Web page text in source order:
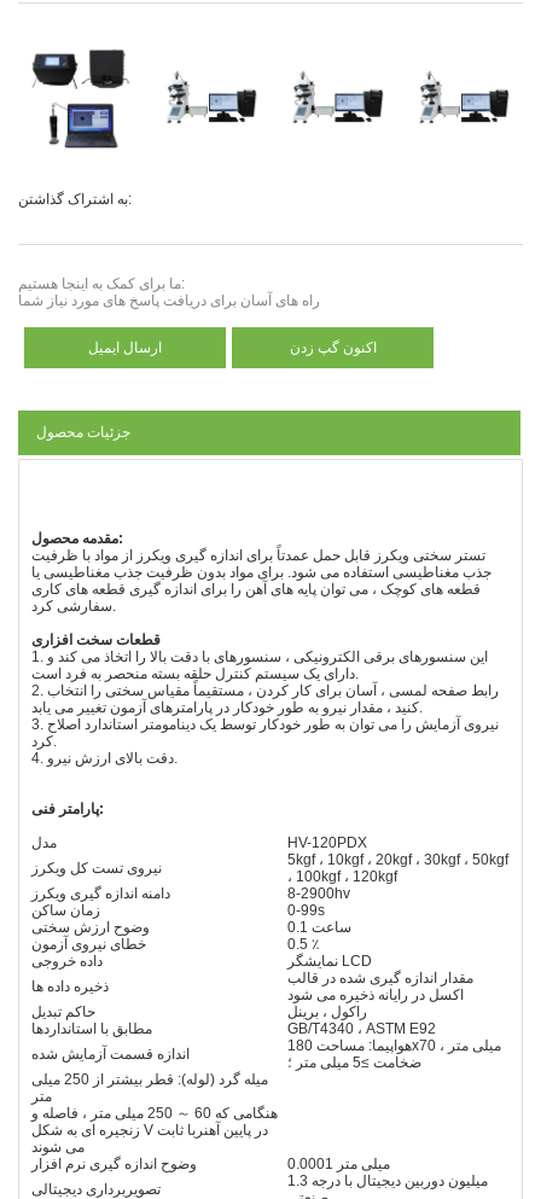
به اشتراک گذاشتن:
ما برای کمک به اینجا هستیم:
راه های آسان برای دریافت پاسخ های مورد نیاز شما
ارسال ایمیل اکنون گپ زدن
جزئیات محصول
مقدمه محصول:
تستر سختی ویکرز قابل حمل عمدتاً برای اندازه گیری ویکرز از مواد با ظرفیت
جذب مغناطیسی استفاده می شود. برای مواد بدون ظرفیت جذب مغناطیسی یا
قطعه های کوچک ، می توان پایه های آهن را برای اندازه گیری قطعه های کاری
قطعات سخت افزاری
1. این سنسورهای برقی الکترونیکی ، سنسورهای با دقت بالا را اتخاذ می کند و
2. رابط صفحه لمسی ، آسان برای کار کردن ، مستقیماً مقیاس سختی را انتخاب
3. نیروی آزمایش را می توان به طور خودکار توسط یک دینامومتر استاندارد اصلاح
پارامتر فنی:
مدل
HV-120PDX
نیروی تست کل ویکرز
5kgf ، 10kgf ، 20kgf ، 30kgf ، 50kgf
، 100kgf ، 120kgf
دامنه اندازه گیری ویکرز
8-2900hv
زمان ساکن
0-99s
وضوح ارزش سختی
0.1 ساعت
خطای نیروی آزمون
0.5 ٪
داده خروجی
نمایشگر LCD
ذخیره داده ها
مقدار اندازه گیری شده در قالب
اکسل در رایانه ذخیره می شود
حاکم تبدیل
راکول ، برینل
مطابق با استانداردها
GB/T4340 ، ASTM E92
اندازه قسمت آزمایش شده
هواپیما: مساحت 180x70 میلی متر ،
ضخامت ≥5 میلی متر ؛
میله گرد (لوله): قطر بیشتر از 250 میلی
متر
هنگامی که 60 ～ 250 میلی متر ، فاصله و
زنجیره ای به شکل V در پایین آهنربا ثابت
می شوند
وضوح اندازه گیری نرم افزار
0.0001 میلی متر
تصویربرداری دیجیتالی
1.3 میلیون دوربین دیجیتال با درجه